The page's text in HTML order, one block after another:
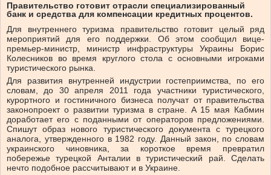
Правительство готовит отрасли специализированный
банк и средства для компенсации кредитных процентов.
Для внутреннего туризма правительство готовит целый ряд
мероприятий для его поддержки. Об этом сообщил вице-
премьер-министр, министр инфраструктуры Украины Борис
Колесников во время круглого стола с основными игроками
туристического рынка.
Для развития внутренней индустрии гостеприимства, по его
словам, до 30 апреля 2011 года участники туристического,
курортного и гостиничного бизнеса получат от правительства
законопроект о развитии туризма в стране. А 15 мая Кабмин
доработает его с поданными от операторов предложениями.
Спишут образ нового туристического документа с турецкого
аналога, утвержденного в 1982 году. Данный закон, по словам
украинского чиновника, за короткое время превратил
побережье турецкой Анталии в туристический рай. Сделать
нечто подобное рассчитывают и в Украине.